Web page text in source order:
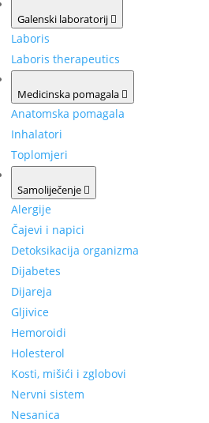
Galenski laboratorij
Laboris
Laboris therapeutics
Medicinska pomagala
Anatomska pomagala
Inhalatori
Toplomjeri
Samoliječenje
Alergije
Čajevi i napici
Detoksikacija organizma
Dijabetes
Dijareja
Gljivice
Hemoroidi
Holesterol
Kosti, mišići i zglobovi
Nervni sistem
Nesanica